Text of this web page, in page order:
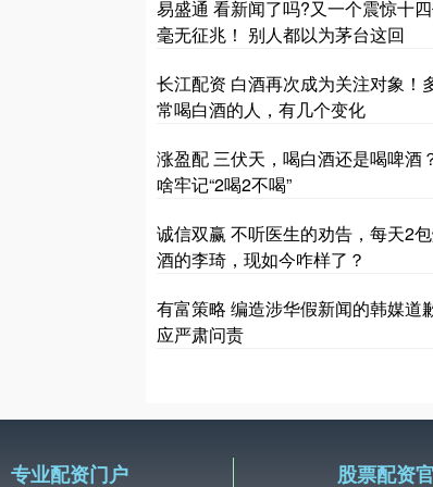
易盛通 看新闻了吗?又一个震惊十四
毫无征兆！ 别人都以为茅台这回
长江配资 白酒再次成为关注对象！
常喝白酒的人，有几个变化
涨盈配 三伏天，喝白酒还是喝啤酒
啥牢记“2喝2不喝”
诚信双赢 不听医生的劝告，每天2
酒的李琦，现如今咋样了？
有富策略 编造涉华假新闻的韩媒道
应严肃问责
专业配资门户 股票配资